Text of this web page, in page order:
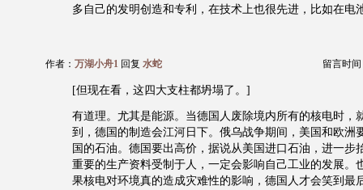
多自己的发明创造和专利，在技术上也很先进，比如在电
作者： 万湖小舟1 回复 水蛇 留言时间
[但现在看，这四大支柱都坍塌了。]
有道理。尤其是能源。当德国人废除境内所有的核电时，
到，德国的制造会江河日下。俄乌战争期间，美国和欧洲
国的石油。德国要出高价，据说从美国进口石油，进一步
重要的生产资料受制于人，一定会影响自己工业的发展。
果核电对环境真的造成灾难性的影响，德国人才会笑到最